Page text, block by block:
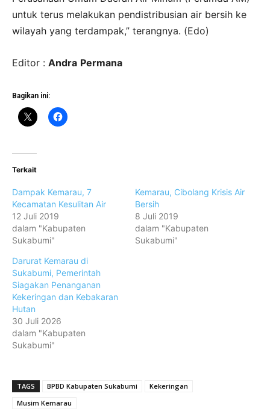
untuk terus melakukan pendistribusian air bersih ke
wilayah yang terdampak,” terangnya. (Edo)
Editor : Andra Permana
Bagikan ini:
Terkait
Dampak Kemarau, 7
Kecamatan Kesulitan Air
12 Juli 2019
dalam "Kabupaten
Sukabumi"
Kemarau, Cibolang Krisis Air
Bersih
8 Juli 2019
dalam "Kabupaten
Sukabumi"
Darurat Kemarau di
Sukabumi, Pemerintah
Siagakan Penanganan
Kekeringan dan Kebakaran
Hutan
30 Juli 2026
dalam "Kabupaten
Sukabumi"
TAGS BPBD Kabupaten Sukabumi
Kekeringan
Musim Kemarau